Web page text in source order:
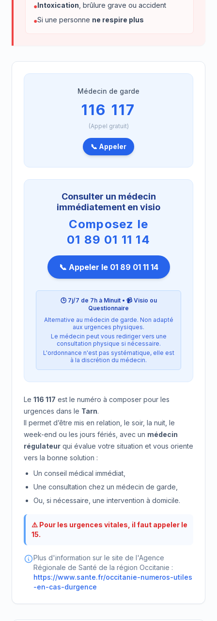
●Intoxication , brûlure grave ou accident
●Si une personne ne respire plus
Médecin de garde
116 117
(Appel gratuit)
📞 Appeler
Consulter un médecin
immédiatement en visio
Composez le
01 89 01 11 14
📞 Appeler le 01 89 01 11 14
🕒 7j/7 de 7h à Minuit • 📹 Visio ou
Questionnaire
Alternative au médecin de garde. Non adapté
aux urgences physiques.
Le médecin peut vous rediriger vers une
consultation physique si nécessaire.
L'ordonnance n'est pas systématique, elle est
à la discrétion du médecin.
Le 116 117 est le numéro à composer pour les
urgences dans le Tarn.
Il permet d’être mis en relation, le soir, la nuit, le
week-end ou les jours fériés, avec un médecin
régulateur qui évalue votre situation et vous oriente
vers la bonne solution :
Un conseil médical immédiat,
Une consultation chez un médecin de garde,
Ou, si nécessaire, une intervention à domicile.
⚠️ Pour les urgences vitales, il faut appeler le
15.
Plus d'information sur le site de l'Agence
Régionale de Santé de la région Occitanie :
https://www.sante.fr/occitanie-numeros-utiles
-en-cas-durgence